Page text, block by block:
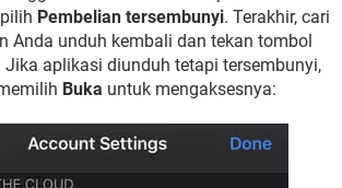
Pembelian tersembunyi. Terakhir, cari
Anda unduh kembali dan tekan tombol
Jika aplikasi diunduh tetapi tersembunyi,
Buka untuk mengaksesnya: